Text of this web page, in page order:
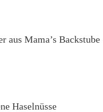
aus Mama’s
Haselnüsse